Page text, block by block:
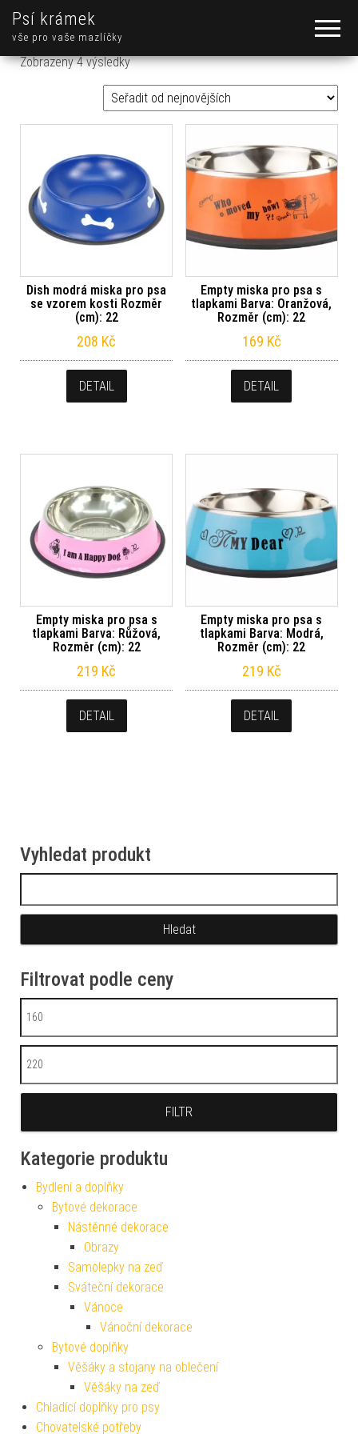
Psí krámek
vše pro vaše mazlíčky
Zobrazeny 4 výsledkySeřazeno od nejnovějších
Dish modrá miska pro psa
se vzorem kosti Rozměr
(cm): 22
208 Kč
DETAIL
Empty miska pro psa s
tlapkami Barva: Oranžová,
Rozměr (cm): 22
169 Kč
DETAIL
Empty miska pro psa s
tlapkami Barva: Růžová,
Rozměr (cm): 22
219 Kč
DETAIL
Empty miska pro psa s
tlapkami Barva: Modrá,
Rozměr (cm): 22
219 Kč
DETAIL
Vyhledat produkt
Filtrovat podle ceny
Minimální cena
Maximální cena
FILTR
Kategorie produktu
Bydlení a doplňky
Bytové dekorace
Nástěnné dekorace
Obrazy
Samolepky na zeď
Sváteční dekorace
Vánoce
Vánoční dekorace
Bytové doplňky
Věšáky a stojany na oblečení
Věšáky na zeď
Chladící doplňky pro psy
Chovatelské potřeby